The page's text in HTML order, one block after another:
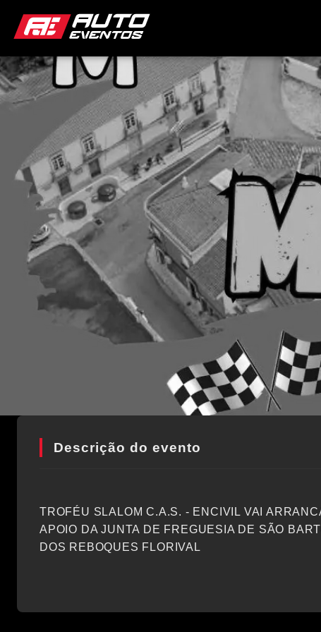
Descrição do evento
TROFÉU SLALOM C.A.S. - ENCIVIL VAI
APOIO DA JUNTA DE FREGUESIA DE SÃO
DOS REBOQUES FLORIVAL